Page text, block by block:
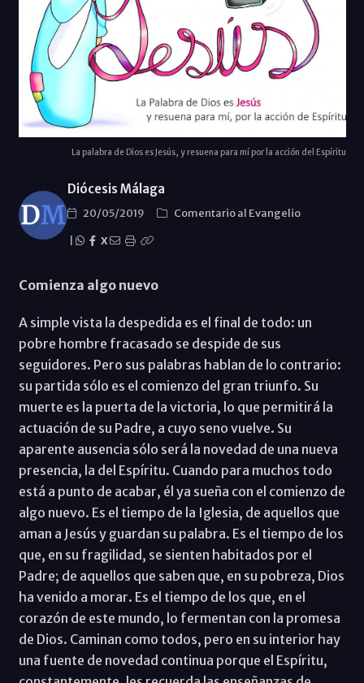
La palabra de Dios es Jesús, y resuena para mí por la acción del Espíritu
Diócesis Málaga
20/05/2019
Comentario al Evangelio
X
Comienza algo nuevo
A simple vista la despedida es el final de todo: un
pobre hombre fracasado se despide de sus
seguidores. Pero sus palabras hablan de lo contrario:
su partida sólo es el comienzo del gran triunfo. Su
muerte es la puerta de la victoria, lo que permitirá la
actuación de su Padre, a cuyo seno vuelve. Su
aparente ausencia sólo será la novedad de una nueva
presencia, la del Espíritu. Cuando para muchos todo
está a punto de acabar, él ya sueña con el comienzo de
algo nuevo. Es el tiempo de la Iglesia, de aquellos que
aman a Jesús y guardan su palabra. Es el tiempo de los
que, en su fragilidad, se sienten habitados por el
Padre; de aquellos que saben que, en su pobreza, Dios
ha venido a morar. Es el tiempo de los que, en el
corazón de este mundo, lo fermentan con la promesa
de Dios. Caminan como todos, pero en su interior hay
una fuente de novedad continua porque el Espíritu,